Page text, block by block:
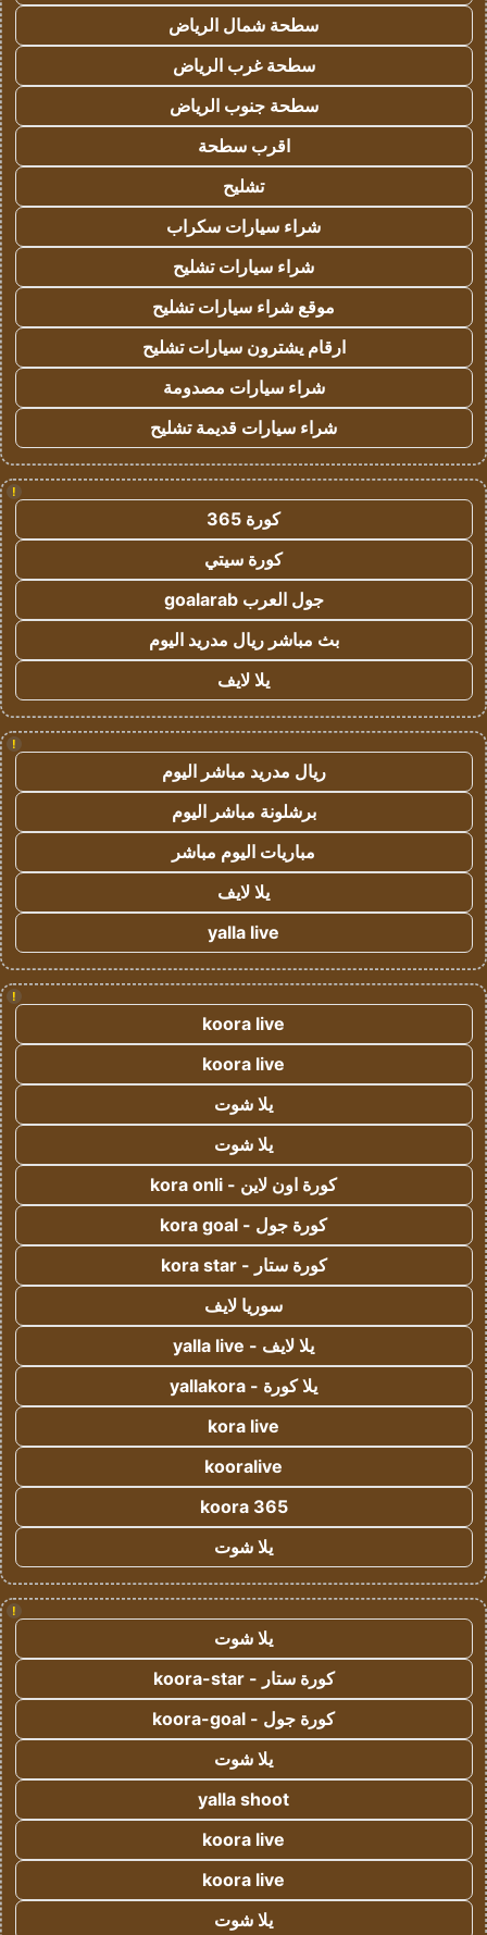
سطحة شمال الرياض
سطحة غرب الرياض
سطحة جنوب الرياض
اقرب سطحة
تشليح
شراء سيارات سكراب
شراء سيارات تشليح
موقع شراء سيارات تشليح
ارقام يشترون سيارات تشليح
شراء سيارات مصدومة
شراء سيارات قديمة تشليح
!
كورة 365
كورة سيتي
جول العرب goalarab
بث مباشر ريال مدريد اليوم
يلا لايف
!
ريال مدريد مباشر اليوم
برشلونة مباشر اليوم
مباريات اليوم مباشر
يلا لايف
yalla live
!
koora live
koora live
يلا شوت
يلا شوت
كورة اون لاين - kora onli
كورة جول - kora goal
كورة ستار - kora star
سوريا لايف
يلا لايف - yalla live
يلا كورة - yallakora
kora live
kooralive
koora 365
يلا شوت
!
يلا شوت
كورة ستار - koora-star
كورة جول - koora-goal
يلا شوت
yalla shoot
koora live
koora live
يلا شوت